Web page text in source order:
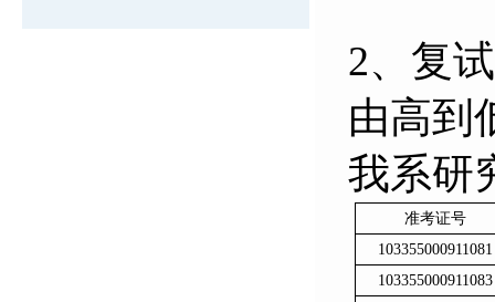
2、 复
由高到
我系研
准考证号
103355000911081
103355000911083